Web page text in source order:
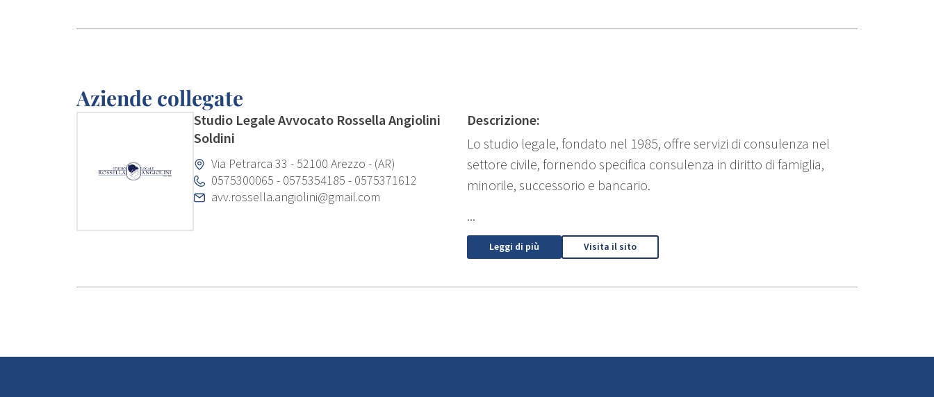
Aziende collegate
Studio Legale Avvocato Rossella Angiolini
Soldini
Via Petrarca 33 - 52100 Arezzo - (AR)
0575300065 - 0575354185 - 0575371612
avv.rossella.angiolini@gmail.com
Descrizione:
Lo studio legale, fondato nel 1985, offre servizi di consulenza nel
settore civile, fornendo specifica consulenza in diritto di famiglia,
minorile, successorio e bancario.
...
Leggi di più Visita il sito